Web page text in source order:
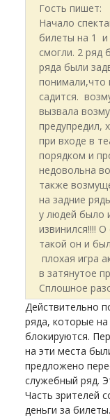
Гость пишет:
Начало
билеты на 1 и
смогли. 2 ряд
ряда были
понимали,что
садится.
вызвала
предупредил,
при входе в
порядком и
недовольна
также
на задние
у людей было
извинился!!!!
такой он и
плохая игра
в затянутое
Сплошное
Действительно
ряда, которые
блокируются.
на эти места
предложено
служебный ряд.
Часть зрителей
деньги за